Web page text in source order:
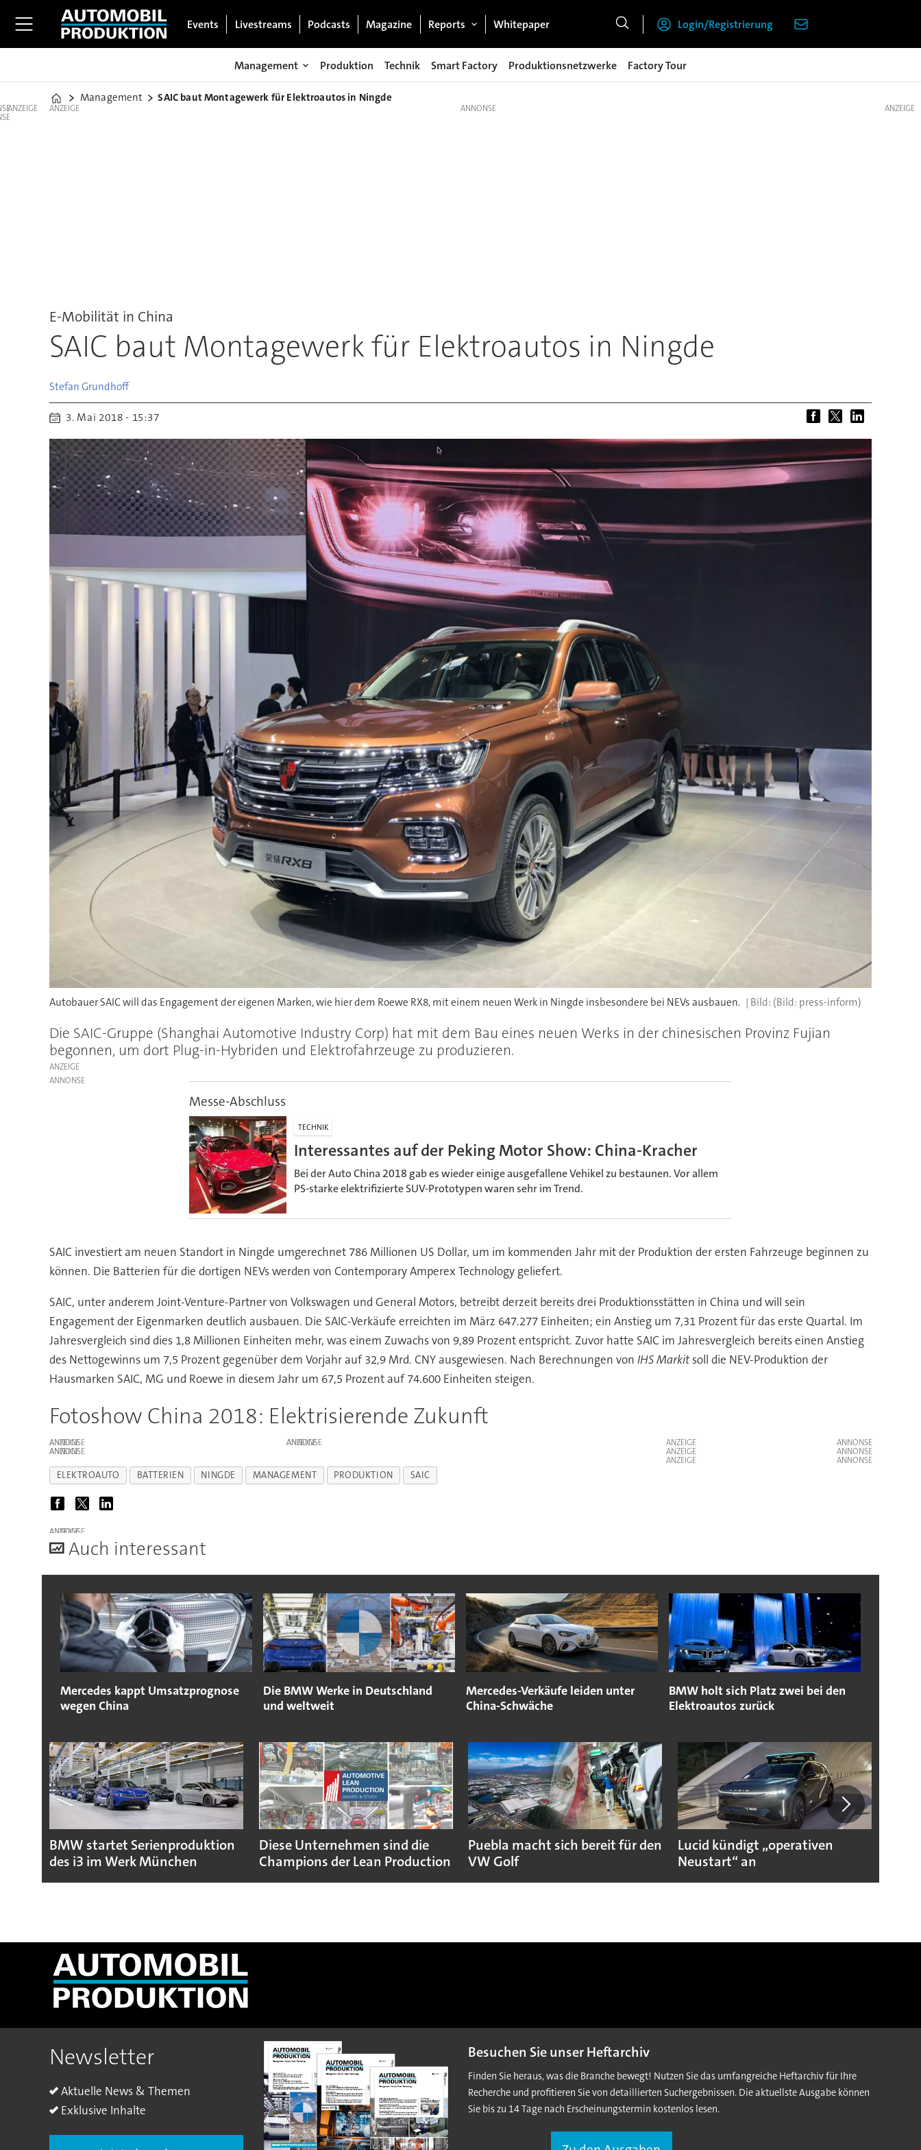
Events Livestreams Podcasts Magazine Reports Whitepaper Login/Registrierung
Management Produktion Technik Smart Factory Produktionsnetzwerke Factory Tour
Home
Management SAIC baut Montagewerk für Elektroautos in Ningde
ANZEIGE ANZEIGE
E-Mobilität in China
SAIC baut Montagewerk für Elektroautos in Ningde
Stefan Grundhoff
3. Mai 2018 - 15:37
Autobauer SAIC will das Engagement der eigenen Marken, wie hier dem Roewe RX8, mit einem neuen Werk in Ningde insbesondere bei NEVs ausbauen. (Bild: press-inform)
Die SAIC-Gruppe (Shanghai Automotive Industry Corp) hat mit dem Bau eines neuen Werks in der chinesischen Provinz Fujian
begonnen, um dort Plug-in-Hybriden und Elektrofahrzeuge zu produzieren.
ANZEIGE
Messe-Abschluss
TECHNIK
Interessantes auf der Peking Motor Show: China-Kracher
Bei der Auto China 2018 gab es wieder einige ausgefallene Vehikel zu bestaunen. Vor allem
PS-starke elektrifizierte SUV-Prototypen waren sehr im Trend.
SAIC investiert am neuen Standort in Ningde umgerechnet 786 Millionen US Dollar, um im kommenden Jahr mit der Produktion der ersten Fahrzeuge beginnen zu
können. Die Batterien für die dortigen NEVs werden von Contemporary Amperex Technology geliefert.
SAIC, unter anderem Joint-Venture-Partner von Volkswagen und General Motors, betreibt derzeit bereits drei Produktionsstätten in China und will sein
Engagement der Eigenmarken deutlich ausbauen. Die SAIC-Verkäufe erreichten im März 647.277 Einheiten; ein Anstieg um 7,31 Prozent für das erste Quartal. Im
Jahresvergleich sind dies 1,8 Millionen Einheiten mehr, was einem Zuwachs von 9,89 Prozent entspricht. Zuvor hatte SAIC im Jahresvergleich bereits einen Anstieg
des Nettogewinns um 7,5 Prozent gegenüber dem Vorjahr auf 32,9 Mrd. CNY ausgewiesen. Nach Berechnungen von IHS Markitsoll die NEV-Produktion der
Hausmarken SAIC, MG und Roewe in diesem Jahr um 67,5 Prozent auf 74.600 Einheiten steigen.
Fotoshow China 2018: Elektrisierende Zukunft
ANZEIGE ANZEIGE
ANZEIGE
ANZEIGE
ANZEIGE
ANZEIGE
ELEKTROAUTO BATTERIEN NINGDE MANAGEMENT PRODUKTION SAIC
ANZEIGE
Auch interessant
Mercedes kappt Umsatzprognose
wegen China
Die BMW Werke in Deutschland
und weltweit
Mercedes-Verkäufe leiden unter
China-Schwäche
BMW holt sich Platz zwei bei den
Elektroautos zurück
BMW startet Serienproduktion
des i3 im Werk München
Diese Unternehmen sind die
Champions der Lean Production
Puebla macht sich bereit für den
VW Golf
Lucid kündigt „operativen
Neustart“ an
ANZEIGE
Newsletter
Aktuelle News & Themen
Exklusive Inhalte
Besuchen Sie unser Heftarchiv
Finden Sie heraus, was die Branche bewegt! Nutzen Sie das umfangreiche Heftarchiv für Ihre
Recherche und profitieren Sie von detaillierten Suchergebnissen. Die aktuellste Ausgabe können
Sie bis zu 14 Tage nach Erscheinungstermin kostenlos lesen.